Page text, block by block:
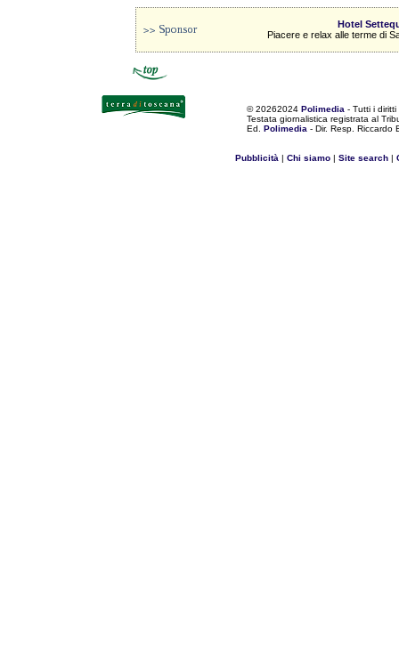
Hotel
Piacere e relax alle terme di
©20262024 Polimedia - Tutti i diritti
Testata giornalistica registrata al
Ed. Polimedia - Dir. Resp. Riccardo
Pubblicità | Chi siamo | Site search |